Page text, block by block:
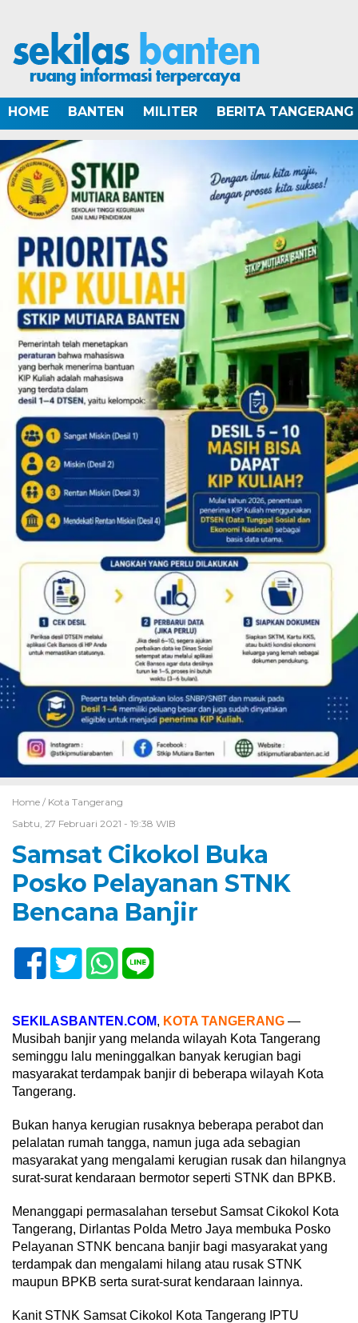
HOME BANTEN MILITER BERITA TANGERANG
Home / Kota Tangerang
Sabtu, 27 Februari 2021 - 19:38 WIB
Samsat Cikokol Buka
Posko Pelayanan STNK
Bencana Banjir
SEKILASBANTEN.COM, KOTA TANGERANG —
Musibah banjir yang melanda wilayah Kota Tangerang
seminggu lalu meninggalkan banyak kerugian bagi
masyarakat terdampak banjir di beberapa wilayah Kota
Tangerang.
Bukan hanya kerugian rusaknya beberapa perabot dan
pelalatan rumah tangga, namun juga ada sebagian
masyarakat yang mengalami kerugian rusak dan hilangnya
surat-surat kendaraan bermotor seperti STNK dan BPKB.
Menanggapi permasalahan tersebut Samsat Cikokol Kota
Tangerang, Dirlantas Polda Metro Jaya membuka Posko
Pelayanan STNK bencana banjir bagi masyarakat yang
terdampak dan mengalami hilang atau rusak STNK
maupun BPKB serta surat-surat kendaraan lainnya.
Kanit STNK Samsat Cikokol Kota Tangerang IPTU